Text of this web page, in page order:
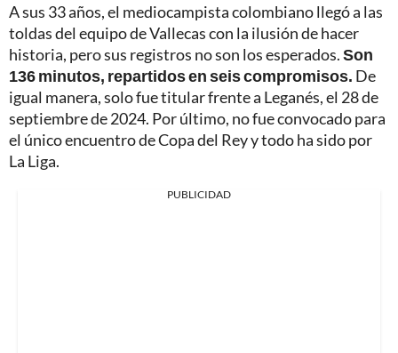
A sus 33 años, el mediocampista colombiano llegó a las
toldas del equipo de Vallecas con la ilusión de hacer
historia, pero sus registros no son los esperados.Son
136 minutos, repartidos en seis compromisos. De
igual manera, solo fue titular frente a Leganés, el 28 de
septiembre de 2024. Por último, no fue convocado para
el único encuentro de Copa del Rey y todo ha sido por
La Liga.
PUBLICIDAD